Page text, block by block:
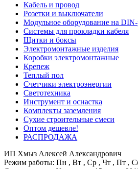
Кабель и провод
Розетки и выключатели
Модульное оборудование на
Системы для прокладки кабеля
Щитки и боксы
Электромонтажные изделия
Коробки электромонтажные
Крепеж
Теплый пол
Счетчики электроэнергии
Светотехника
Инструмент и оснастка
Комплекты заземления
Сухие строительные смеси
Оптом дешевле!
РАСПРОДАЖА
ИП Хмыз Алексей Александрович
Режим работы: Пн , Вт , Ср , Чт , Пт ,